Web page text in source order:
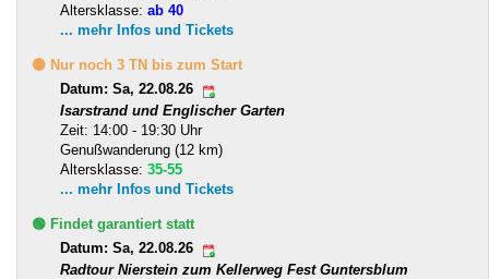
Altersklasse: ab 40
... mehr Infos und Tickets
🟡 Nur noch 3 TN bis zum Start
Datum: Sa, 22.08.26
Isarstrand und Englischer Garten
Zeit: 14:00 - 19:30 Uhr
Genußwanderung (12 km)
Altersklasse: 35-55
... mehr Infos und Tickets
🟢 Findet garantiert statt
Datum: Sa, 22.08.26
Radtour Nierstein zum Kellerweg Fest Guntersblum